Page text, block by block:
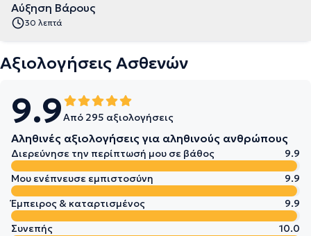
Αύξηση Βάρους
30 λεπτά
Αξιολογήσεις Ασθενών
9.9Από 295 αξιολογήσεις
Αληθινές αξιολογήσεις για αληθινούς ανθρώπους
Διερεύνησε την περίπτωσή μου σε βάθος
9.9
Μου ενέπνευσε εμπιστοσύνη
9.9
Έμπειρος & καταρτισμένος
9.9
Συνεπής
10.0